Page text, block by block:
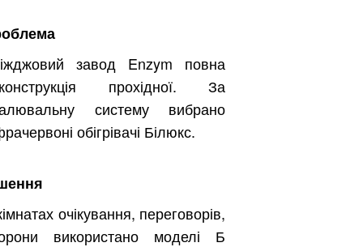
завод Enzym повна
прохідної. За
систему вибрано
обігрівачі Білюкс.
очікування, переговорів,
використано моделі Б